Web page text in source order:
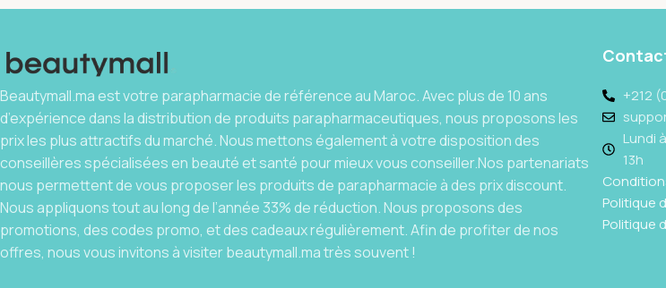
Beautymall.ma est votre parapharmacie de référence au Maroc. Avec plus de 10 ans
d’expérience dans la distribution de produits parapharmaceutiques, nous proposons les
prix les plus attractifs du marché. Nous mettons également à votre disposition des
conseillères spécialisées en beauté et santé pour mieux vous conseiller.Nos partenariats
nous permettent de vous proposer les produits de parapharmacie à des prix discount.
Nous appliquons tout au long de l’année 33% de réduction. Nous proposons des
promotions, des codes promo, et des cadeaux régulièrement. Afin de profiter de nos
offres, nous vous invitons à visiter beautymall.ma très souvent !
+212
Lundi
13h
Politique
Politique